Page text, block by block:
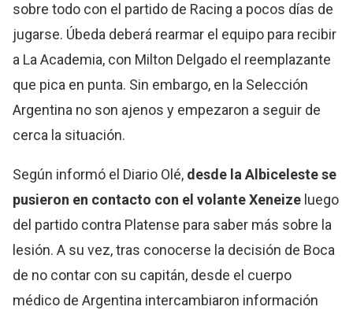
sobre todo con el partido de Racing a pocos días de
jugarse. Úbeda deberá rearmar el equipo para recibir
a La Academia, con Milton Delgado el reemplazante
que pica en punta. Sin embargo, en la Selección
Argentina no son ajenos y empezaron a seguir de
cerca la situación.
Según informó el Diario Olé, desde la Albiceleste se
pusieron en contacto con el volante Xeneize luego
del partido contra Platense para saber más sobre la
lesión. A su vez, tras conocerse la decisión de Boca
de no contar con su capitán, desde el cuerpo
médico de Argentina intercambiaron información